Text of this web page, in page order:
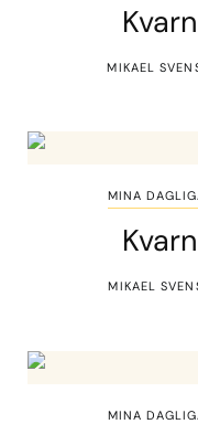
MIKAEL
MINA
MIKAEL
MINA